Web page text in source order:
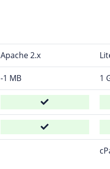
Apache 2.x
-1 MB 1